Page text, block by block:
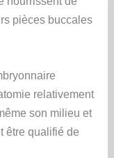
pièces buccales
relativement
son milieu et
être qualifié de